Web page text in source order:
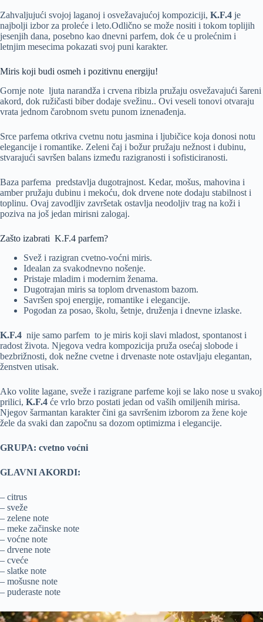
Zahvaljujući svojoj laganoj i osvežavajućoj kompoziciji, K.F.4 je
najbolji izbor za proleće i leto.Odlično se može nositi i tokom toplijih
jesenjih dana, posebno kao dnevni parfem, dok će u prolećnim i
letnjim mesecima pokazati svoj puni karakter.
Miris koji budi osmeh i pozitivnu energiju!
Gornje note ljuta narandža i crvena ribizla pružaju osvežavajući šareni
akord, dok ružičasti biber dodaje svežinu.. Ovi veseli tonovi otvaraju
vrata jednom čarobnom svetu punom iznenađenja.
Srce parfema otkriva cvetnu notu jasmina i ljubičice koja donosi notu
elegancije i romantike. Zeleni čaj i božur pružaju nežnost i dubinu,
stvarajući savršen balans između razigranosti i sofisticiranosti.
Baza parfema predstavlja dugotrajnost. Kedar, mošus, mahovina i
amber pružaju dubinu i mekoću, dok drvene note dodaju stabilnost i
toplinu. Ovaj zavodljiv završetak ostavlja neodoljiv trag na koži i
poziva na još jedan mirisni zalogaj.
Zašto izabrati K.F.4 parfem?
Svež i razigran cvetno-voćni miris.
Idealan za svakodnevno nošenje.
Pristaje mladim i modernim ženama.
Dugotrajan miris sa toplom drvenastom bazom.
Savršen spoj energije, romantike i elegancije.
Pogodan za posao, školu, šetnje, druženja i dnevne izlaske.
K.F.4 nije samo parfem to je miris koji slavi mladost, spontanost i
radost života. Njegova vedra kompozicija pruža osećaj slobode i
bezbrižnosti, dok nežne cvetne i drvenaste note ostavljaju elegantan,
ženstven utisak.
Ako volite lagane, sveže i razigrane parfeme koji se lako nose u svakoj
prilici, K.F.4 će vrlo brzo postati jedan od vaših omiljenih mirisa.
Njegov šarmantan karakter čini ga savršenim izborom za žene koje
žele da svaki dan započnu sa dozom optimizma i elegancije.
GRUPA: cvetno voćni
GLAVNI AKORDI:
– citrus
– sveže
– zelene note
– meke začinske note
– voćne note
– drvene note
– cveće
– slatke note
– mošusne note
– puderaste note